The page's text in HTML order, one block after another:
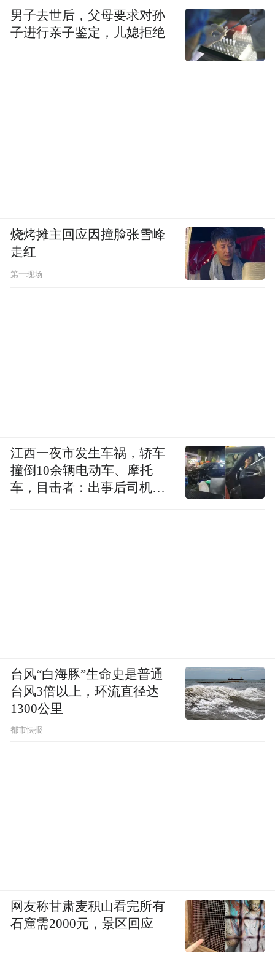
男子去世后，父母要求对孙
子进行亲子鉴定，儿媳拒绝
烧烤摊主回应因撞脸张雪峰
走红
第一现场
江西一夜市发生车祸，轿车
撞倒10余辆电动车、摩托
车，目击者：出事后司机一
台风“白海豚”生命史是普通
台风3倍以上，环流直径达
1300公里
都市快报
网友称甘肃麦积山看完所有
石窟需2000元，景区回应